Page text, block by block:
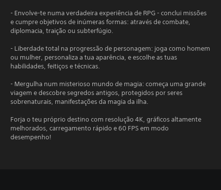
- Envolve-te numa verdadeira experiência de RPG - conclui missões
e cumpre objetivos de inúmeras formas: através de combate,
diplomacia, traição ou subterfúgio.
- Liberdade total na progressão de personagem: joga como homem
ou mulher, personaliza a tua aparência, e escolhe as tuas
habilidades, feitiços e técnicas.
- Mergulha num misterioso mundo de magia: começa uma grande
viagem e descobre segredos antigos, protegidos por seres
sobrenaturais, manifestações da magia da ilha.
Forja o teu próprio destino com resolução 4K, gráficos altamente
melhorados, carregamento rápido e 60 FPS em modo
desempenho!